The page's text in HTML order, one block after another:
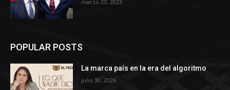
marzo 23, 2023
POPULAR POSTS
La marca país en la era del algoritmo
julio 30, 2026